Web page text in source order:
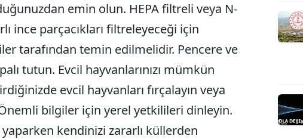
emin olun. HEPA filtreli veya N-
ince parçacıkları filtreleyeceği için
tarafından temin edilmelidir. Pencere ve
tutun. Evcil hayvanlarınızı mümkün
evcil hayvanları fırçalayın veya
bilgiler için yerel yetkilileri dinleyin.
kendinizi zararlı küllerden